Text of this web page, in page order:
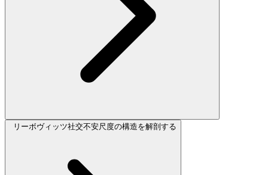
リーボヴィッツ社交不安尺度の構造を解剖する